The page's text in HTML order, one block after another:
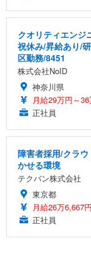
クオリティエンジ
祝休み/昇給あり/
区勤務/8451
株式会社NoID
神奈川県
月給29万円～
正社員
障害者採用/クラ
かせる環境
テクバン株式会社
東京都
月給26万6,667
正社員